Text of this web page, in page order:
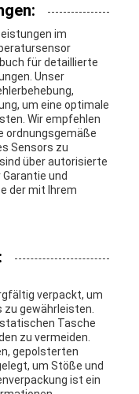
im
für detaillierte
Unser
um eine optimale
Wir empfehlen
ordnungsgemäße
Sensors zu
über autorisierte
und
der mit Ihrem
verpackt, um
zu gewährleisten.
Tasche
zu vermeiden.
gepolsterten
um Stöße und
ist ein